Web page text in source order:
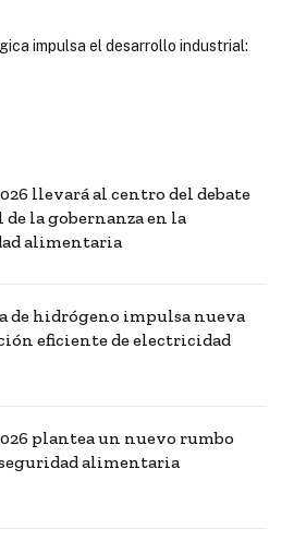
impulsa el desarrollo industrial:
llevará al centro del debate
de la gobernanza en la
alimentaria
de hidrógeno impulsa nueva
eficiente de electricidad
plantea un nuevo rumbo
alimentaria